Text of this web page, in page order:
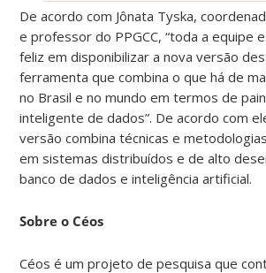
De acordo com Jônata Tyska,
e professor do PPGCC, “toda a equipe
feliz em disponibilizar a nova versão
ferramenta que combina o que há de
no Brasil e no mundo em termos de
inteligente de dados”. De acordo com
versão combina técnicas e
em sistemas distribuídos e de alto
banco de dados e inteligência artificial.
Sobre o Céos
Céos é um projeto de pesquisa que